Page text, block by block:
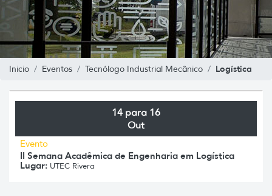
Inicio Eventos Tecnólogo Industrial Mecânico Logística
14 para 16
Out
Evento
II Semana Acadêmica de Engenharia em Logística
Lugar: UTEC Rivera